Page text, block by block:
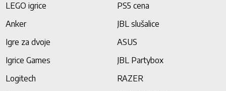
LEGO igrice
PS5 cena
Anker
JBL slušalice
Igre za dvoje
ASUS
Igrice Games
JBL Partybox
Logitech
RAZER